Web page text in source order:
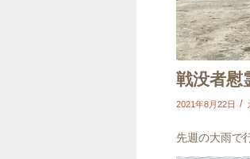
戦没者慰
2021年8月22日 /
先週の大雨で